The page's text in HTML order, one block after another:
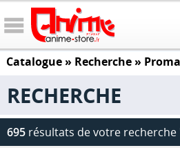
Catalogue» Recherche »
RECHERCHE
695 résultats de votre recherche